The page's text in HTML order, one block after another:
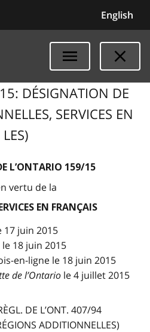
English
DÉSIGNATION DE
SERVICES EN
L’ONTARIO 159/15
vertu de la
EN FRANÇAIS
17 juin 2015
18 juin 2015
en-ligne le 18 juin 2015
de l’Ontario le 4 juillet 2015
DE L’ONT. 407/94
ADDITIONNELLES)